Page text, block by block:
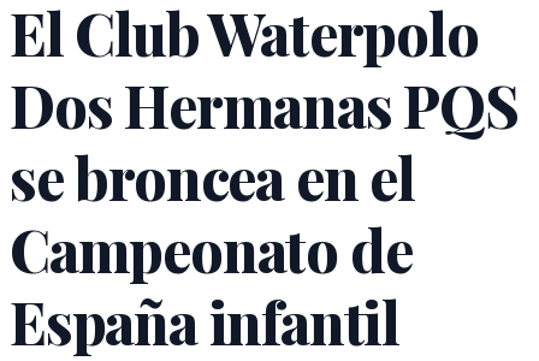
El Club Waterpolo
Dos Hermanas PQS
se broncea en el
Campeonato de
España infantil